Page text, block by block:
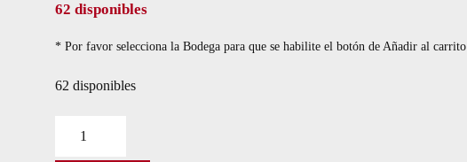
62 disponibles
* Por favor selecciona la Bodega para que se habilite el botón de Añadir al carrito
62 disponibles